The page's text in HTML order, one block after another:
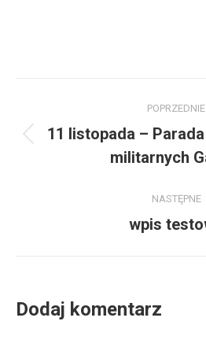
wpisów
POPRZEDNIE
wpis:
11 listopada –
militarnych
NASTĘPNE
wpis
Dodaj komentarz